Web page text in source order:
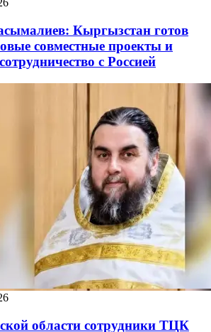
Кыргызстан готов
совместные проекты и
с Россией
области сотрудники ТЦК